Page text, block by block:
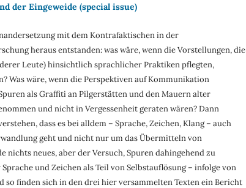
der Eingeweide (special issue)
mit dem Kontrafaktischen in der
heraus entstanden: was wäre, wenn die Vorstellungen, die
Leute) hinsichtlich sprachlicher Praktiken pflegten,
Was wäre, wenn die Perspektiven auf Kommunikation
als Graffiti an Pilgerstätten und den Mauern alter
und nicht in Vergessenheit geraten wären? Dann
dass es bei alldem – Sprache, Zeichen, Klang – auch
geht und nicht nur um das Übermitteln von
nichts neues, aber der Versuch, Spuren dahingehend zu
und Zeichen als Teil von Selbstauflösung – infolge von
finden sich in den drei hier versammelten Texten ein Bericht